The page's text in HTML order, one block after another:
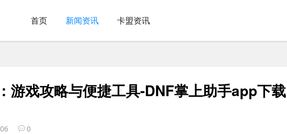
首页 新闻资讯 卡盟资讯
游戏攻略与便捷工具-DNF掌上助手app下载
0